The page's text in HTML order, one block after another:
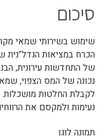
סיכום
שימוש בשירותי שמאי
הכרח במציאות הנדל"נית
של התחדשות עירונית,
נכונה של המס הצפוי,
לקבלת החלטות מושכלות.
נעימות ולמקסם את
תמונה לוגו